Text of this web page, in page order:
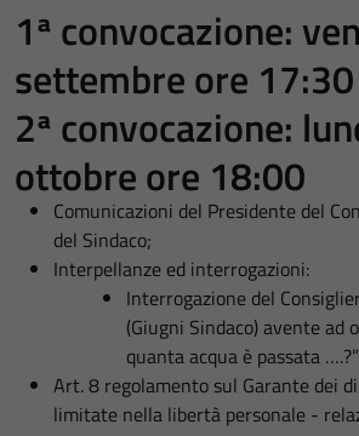
1ª convocazione:
settembre ore 17:30
2ª convocazione:
ottobre ore 18:00
Comunicazioni del Presidente del
del Sindaco;
Interpellanze ed interrogazioni:
Interrogazione del
(Giugni Sindaco) avente ad
quanta acqua è passata
Art. 8 regolamento sul Garante dei
limitate nella libertà personale -